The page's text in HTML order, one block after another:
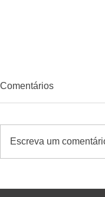
como escolher um
Comentários
Escreva um